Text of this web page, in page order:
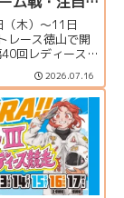
ベント情報
木）～11日
レース徳山で開
回レディースチ
す。出場選手一
望、ドリーム
ー、水面特徴、
で詳しく紹介し
2026.07.16